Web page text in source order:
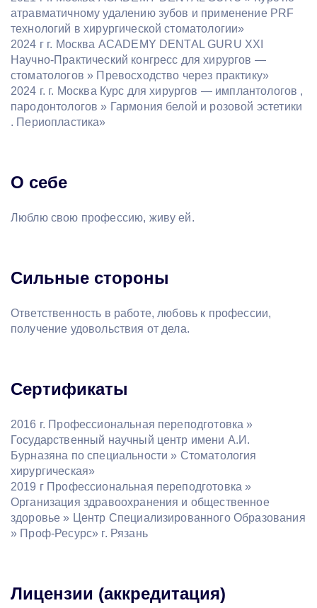
атравматичному удалению зубов и применение PRF
технологий в хирургической стоматологии»
2024 г г. Москва ACADEMY DENTAL GURU ХХI
Научно-Практический конгресс для хирургов —
стоматологов » Превосходство через практику»
2024 г. г. Москва Курс для хирургов — имплантологов ,
пародонтологов » Гармония белой и розовой эстетики
. Периопластика»
О себе
Люблю свою профессию, живу ей.
Сильные стороны
Ответственность в работе, любовь к профессии,
получение удовольствия от дела.
Сертификаты
2016 г. Профессиональная переподготовка »
Государственный научный центр имени А.И.
Бурназяна по специальности » Стоматология
хирургическая»
2019 г Профессиональная переподготовка »
Организация здравоохранения и общественное
здоровье » Центр Специализированного Образования
» Проф-Ресурс» г. Рязань
Лицензии (аккредитация)